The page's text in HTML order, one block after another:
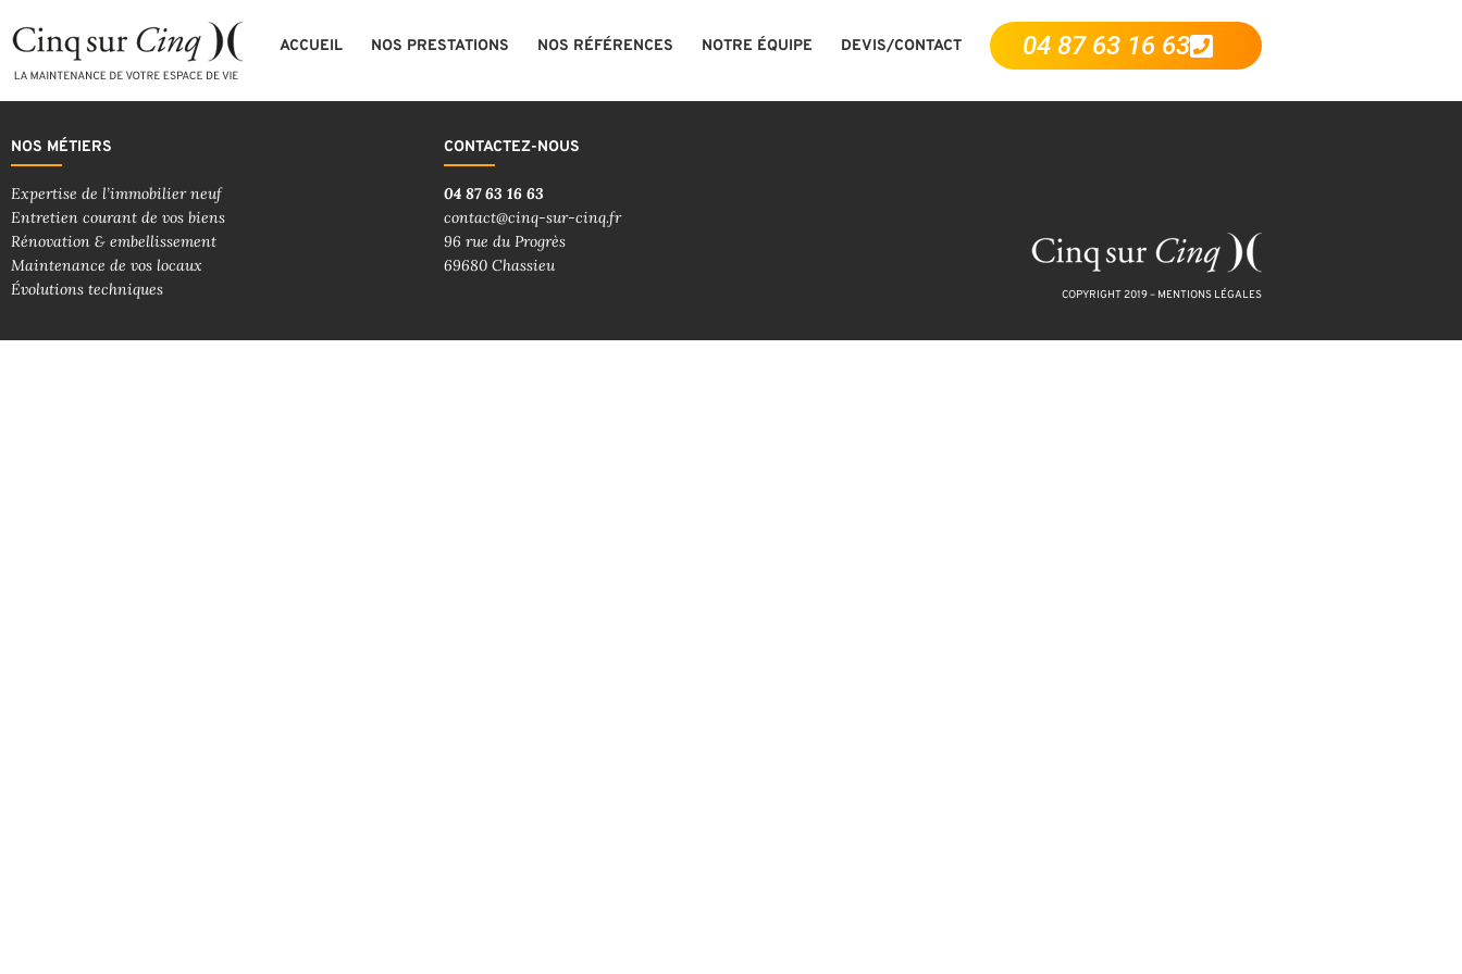
ACCUEIL NOS PRESTATIONS NOS RÉFÉRENCES NOTRE ÉQUIPE DEVIS/CONTACT 04 87 63 16 63
NOS MÉTIERS
Expertise de l’immobilier neuf
Entretien courant de vos biens
Rénovation & embellissement
Maintenance de vos locaux
Évolutions techniques
CONTACTEZ-NOUS
04 87 63 16 63
contact@cinq-sur-cinq.fr
96 rue du Progrès
69680 Chassieu
COPYRIGHT 2019 – MENTIONS LÉGALES